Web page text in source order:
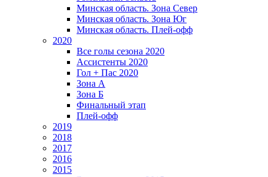
Минская область. Зона Север
Минская область. Зона Юг
Минская область. Плей-офф
2020
Все голы сезона 2020
Ассистенты 2020
Гол + Пас 2020
Зона А
Зона Б
Финальный этап
Плей-офф
2019
2018
2017
2016
2015